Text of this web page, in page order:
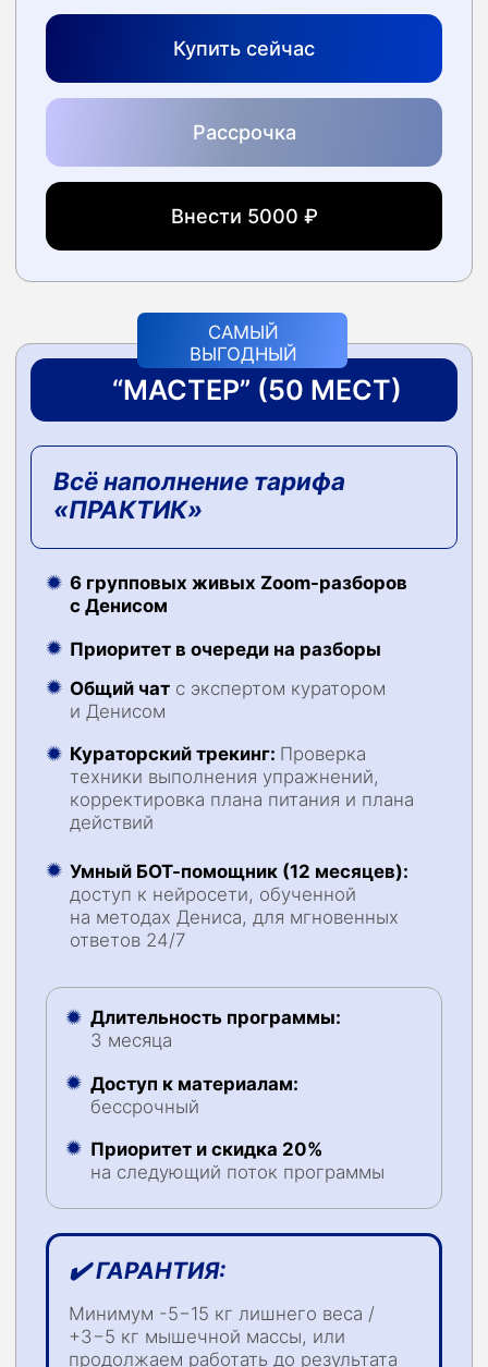
— это самое дорогое слово в языке.
Либо вы инвестируете в свой ресурс сегодня,
вам ваше тело.
ВЫБЕРИТЕ СВОЙ ВАРИАНТ УЧАСТИЯ
04
Упущенный статус
Вы теряете годы, в которые могли бы быть
примером для своих детей и объектом
восхищения для жены. Эти моменты
не купить ни за какие деньги.
РЕЗУЛЬТАТЫ
УЧЕНИКОВ
Станьте лучшей
версией себя
Через 3 месяца вы уйдете с четким
результатом и пониманием, как двигаться
дальше и никогда не застревать на плато
Вместе с нами вы добьетесь успеха
в энергии тела и мужественности
Кто автор
программы
Денис Сорокин — автор программы
Абсолютный чемпион Arnold Classic
14+ лет опыта в подготовке
международного уровня
Автор методик адаптивного тренинга
Мастер спорта международного класса